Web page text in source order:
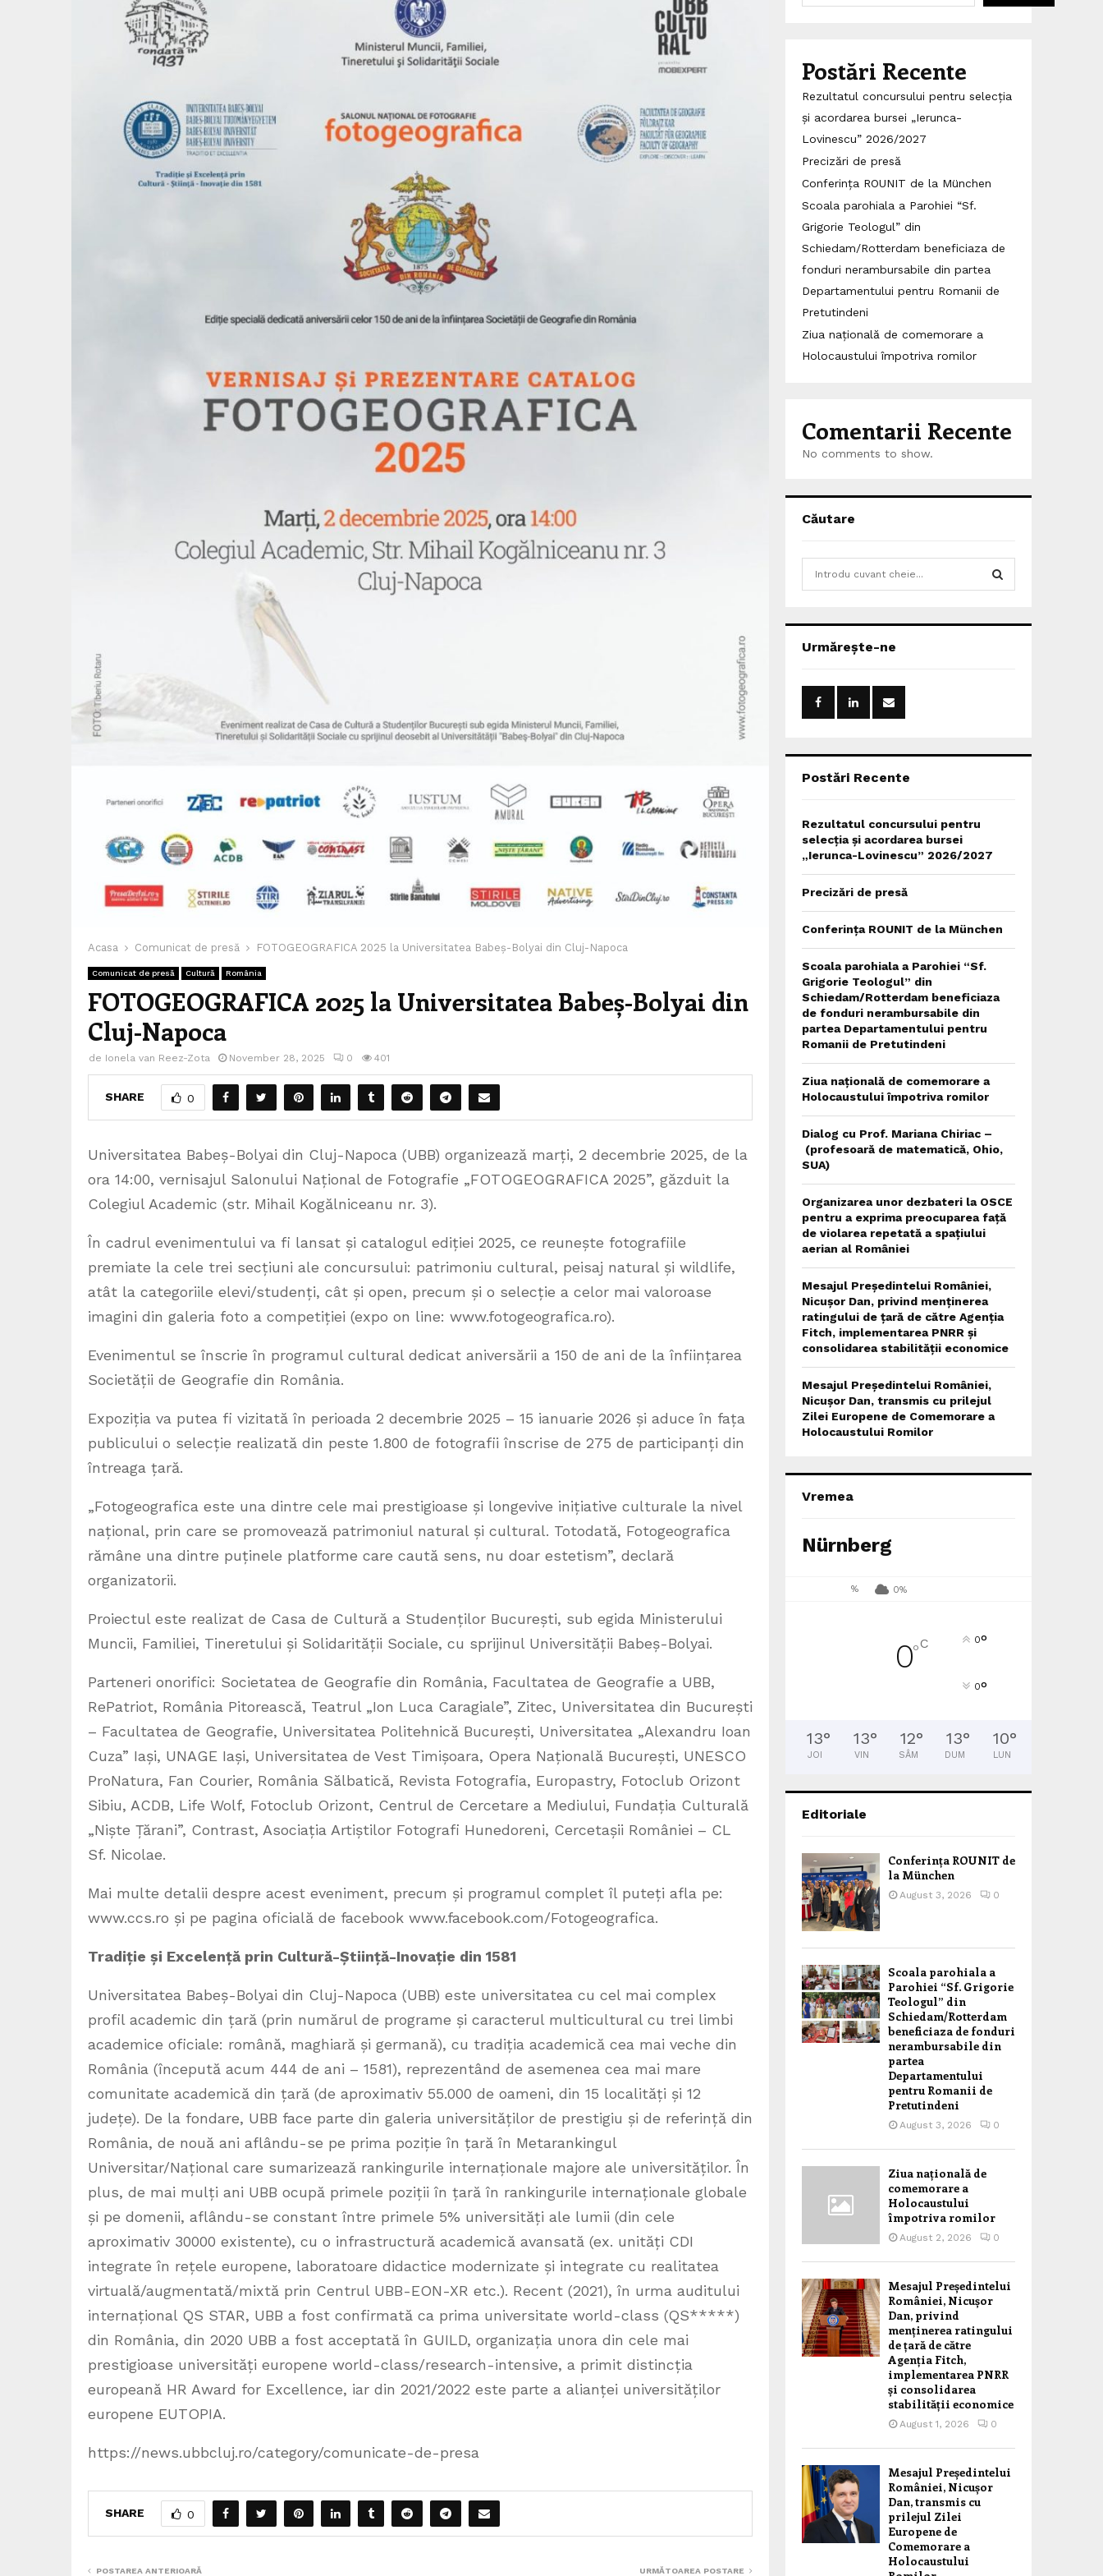
Acasa Comunicat de presă FOTOGEOGRAFICA 2025 la Universitatea Babeș-Bolyai din Cluj-Napoca
Comunicat de presă Cultură România
FOTOGEOGRAFICA 2025 la Universitatea Babeș-Bolyai din
Cluj-Napoca
de Ionela van Reez-Zota November 28, 2025 0 401
SHARE 0
Universitatea Babeș-Bolyai din Cluj-Napoca (UBB) organizează marți, 2 decembrie 2025, de la
ora 14:00, vernisajul Salonului Național de Fotografie „FOTOGEOGRAFICA 2025”, găzduit la
Colegiul Academic (str. Mihail Kogălniceanu nr. 3).
În cadrul evenimentului va fi lansat și catalogul ediției 2025, ce reunește fotografiile
premiate la cele trei secțiuni ale concursului: patrimoniu cultural, peisaj natural și wildlife,
atât la categoriile elevi/studenți, cât și open, precum și o selecție a celor mai valoroase
imagini din galeria foto a competiției (expo on line: www.fotogeografica.ro).
Evenimentul se înscrie în programul cultural dedicat aniversării a 150 de ani de la înființarea
Societății de Geografie din România.
Expoziția va putea fi vizitată în perioada 2 decembrie 2025 – 15 ianuarie 2026 și aduce în fața
publicului o selecție realizată din peste 1.800 de fotografii înscrise de 275 de participanți din
întreaga țară.
„Fotogeografica este una dintre cele mai prestigioase și longevive inițiative culturale la nivel
național, prin care se promovează patrimoniul natural și cultural. Totodată, Fotogeografica
rămâne una dintre puținele platforme care caută sens, nu doar estetism”, declară
organizatorii.
Proiectul este realizat de Casa de Cultură a Studenților București, sub egida Ministerului
Muncii, Familiei, Tineretului și Solidarității Sociale, cu sprijinul Universității Babeș-Bolyai.
Parteneri onorifici: Societatea de Geografie din România, Facultatea de Geografie a UBB,
RePatriot, România Pitorească, Teatrul „Ion Luca Caragiale”, Zitec, Universitatea din București
– Facultatea de Geografie, Universitatea Politehnică București, Universitatea „Alexandru Ioan
Cuza” Iași, UNAGE Iași, Universitatea de Vest Timișoara, Opera Națională București, UNESCO
ProNatura, Fan Courier, România Sălbatică, Revista Fotografia, Europastry, Fotoclub Orizont
Sibiu, ACDB, Life Wolf, Fotoclub Orizont, Centrul de Cercetare a Mediului, Fundația Culturală
„Niște Țărani”, Contrast, Asociația Artiștilor Fotografi Hunedoreni, Cercetașii României – CL
Sf. Nicolae.
Mai multe detalii despre acest eveniment, precum și programul complet îl puteți afla pe:
www.ccs.ro și pe pagina oficială de facebook www.facebook.com/Fotogeografica.
Tradiție și Excelență prin Cultură-Știință-Inovație din 1581
Universitatea Babeș-Bolyai din Cluj-Napoca (UBB) este universitatea cu cel mai complex
profil academic din țară (prin numărul de programe și caracterul multicultural cu trei limbi
academice oficiale: română, maghiară și germană), cu tradiția academică cea mai veche din
România (începută acum 444 de ani – 1581), reprezentând de asemenea cea mai mare
comunitate academică din țară (de aproximativ 55.000 de oameni, din 15 localități și 12
județe). De la fondare, UBB face parte din galeria universităților de prestigiu și de referință din
România, de nouă ani aflându-se pe prima poziție în țară în Metarankingul
Universitar/Național care sumarizează rankingurile internaționale majore ale universităților. În
plus, de mai mulți ani UBB ocupă primele poziții în țară în rankingurile internaționale globale
și pe domenii, aflându-se constant între primele 5% universități ale lumii (din cele
aproximativ 30000 existente), cu o infrastructură academică avansată (ex. unități CDI
integrate în rețele europene, laboratoare didactice modernizate și integrate cu realitatea
virtuală/augmentată/mixtă prin Centrul UBB-EON-XR etc.). Recent (2021), în urma auditului
internațional QS STAR, UBB a fost confirmată ca prima universitate world-class (QS*****)
din România, din 2020 UBB a fost acceptată în GUILD, organizația unora din cele mai
prestigioase universități europene world-class/research-intensive, a primit distincția
europeană HR Award for Excellence, iar din 2021/2022 este parte a alianței universităților
europene EUTOPIA.
https://news.ubbcluj.ro/category/comunicate-de-presa
SHARE 0
POSTAREA ANTERIOARĂ URMĂTOAREA POSTARE
Postări Recente
Rezultatul concursului pentru selecția
și acordarea bursei „Ierunca-
Lovinescu” 2026/2027
Precizări de presă
Conferința ROUNIT de la München
Scoala parohiala a Parohiei “Sf.
Grigorie Teologul” din
Schiedam/Rotterdam beneficiaza de
fonduri nerambursabile din partea
Departamentului pentru Romanii de
Pretutindeni
Ziua națională de comemorare a
Holocaustului împotriva romilor
Comentarii Recente
No comments to show.
Căutare
h
o
:
Urmărește-ne
Postări Recente
Rezultatul concursului pentru
selecția și acordarea bursei
„Ierunca-Lovinescu” 2026/2027
Precizări de presă
Conferința ROUNIT de la München
Scoala parohiala a Parohiei “Sf.
Grigorie Teologul” din
Schiedam/Rotterdam beneficiaza
de fonduri nerambursabile din
partea Departamentului pentru
Romanii de Pretutindeni
Ziua națională de comemorare a
Holocaustului împotriva romilor
Dialog cu Prof. Mariana Chiriac –
(profesoară de matematică, Ohio,
SUA)
Organizarea unor dezbateri la OSCE
pentru a exprima preocuparea față
de violarea repetată a spațiului
aerian al României
Mesajul Președintelui României,
Nicușor Dan, privind menținerea
ratingului de țară de către Agenția
Fitch, implementarea PNRR și
consolidarea stabilității economice
Mesajul Președintelui României,
Nicușor Dan, transmis cu prilejul
Zilei Europene de Comemorare a
Holocaustului Romilor
Vremea
Nürnberg
% 0%
0°C 0°
0°
13°
JOI
13°
VIN
12°
SÂM
13°
DUM
10°
LUN
Editoriale
Conferința ROUNIT de
la München
August 3, 2026 0
Scoala parohiala a
Parohiei “Sf. Grigorie
Teologul” din
Schiedam/Rotterdam
beneficiaza de fonduri
nerambursabile din
partea
Departamentului
pentru Romanii de
Pretutindeni
August 3, 2026 0
Ziua națională de
comemorare a
Holocaustului
împotriva romilor
August 2, 2026 0
Mesajul Președintelui
României, Nicușor
Dan, privind
menținerea ratingului
de țară de către
Agenția Fitch,
implementarea PNRR
și consolidarea
stabilității economice
August 1, 2026 0
Mesajul Președintelui
României, Nicușor
Dan, transmis cu
prilejul Zilei
Europene de
Comemorare a
Holocaustului